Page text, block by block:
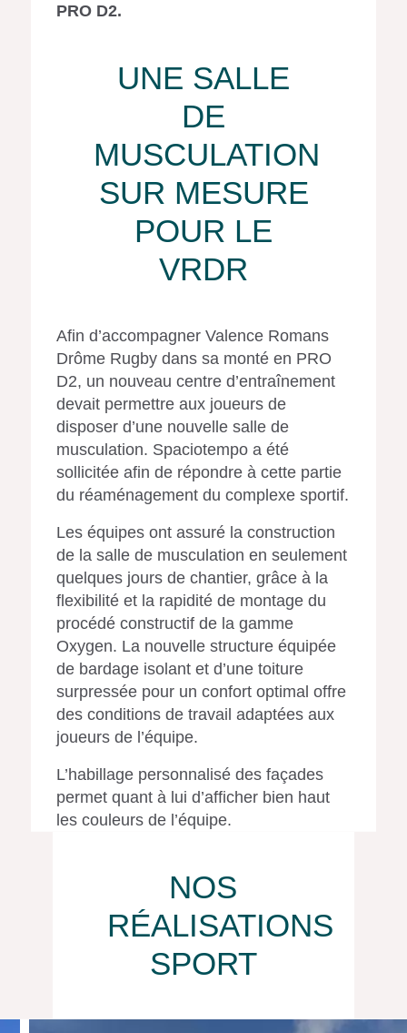
PRO D2.
UNE SALLE
DE
MUSCULATION
SUR MESURE
POUR LE
VRDR
Afin d’accompagner Valence Romans
Drôme Rugby dans sa monté en PRO
D2, un nouveau centre d’entraînement
devait permettre aux joueurs de
disposer d’une nouvelle salle de
musculation. Spaciotempo a été
sollicitée afin de répondre à cette partie
du réaménagement du complexe sportif.
Les équipes ont assuré la construction
de la salle de musculation en seulement
quelques jours de chantier, grâce à la
flexibilité et la rapidité de montage du
procédé constructif de la gamme
Oxygen. La nouvelle structure équipée
de bardage isolant et d’une toiture
surpressée pour un confort optimal offre
des conditions de travail adaptées aux
joueurs de l’équipe.
L’habillage personnalisé des façades
permet quant à lui d’afficher bien haut
les couleurs de l’équipe.
NOS
RÉALISATIONS
SPORT